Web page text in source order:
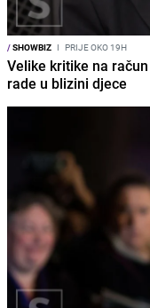
/SHOWBIZ I PRIJE OKO 19H
Velike kritike na
rade u blizini djece